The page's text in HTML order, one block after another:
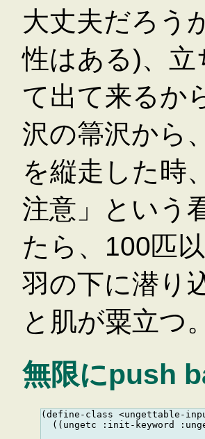
大丈夫だろう
性はある)、
て出て来るか
沢の箒沢から
を縦走した時
注意」という
たら、100匹
羽の下に潜り
と肌が粟立つ。
無限にpush
(define-class <ungettable-
((ungetc :init-keyword